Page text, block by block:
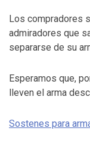
Los compradores
admiradores que
separarse de su
Esperamos que,
lleven el arma
Sostenes para